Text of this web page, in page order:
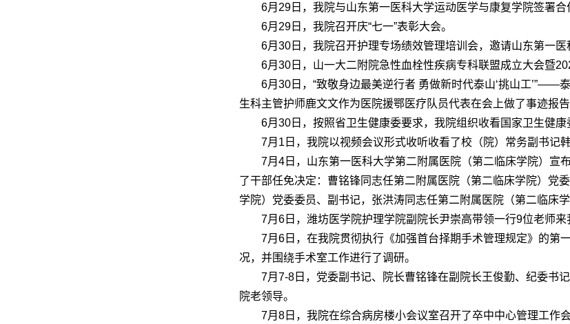
6月29日，我院与山东第一医科大学运动医学与康复学院签署合
6月29日，我院召开庆“七一”表彰大会。
6月30日，我院召开护理专场绩效管理培训会，邀请山东第一
6月30日，山一大二附院急性血栓性疾病专科联盟成立大会暨
6月30日，“致敬身边最美逆行者 勇做新时代泰山‘挑山工’”——
生科主管护师鹿文文作为医院援鄂医疗队员代表在会上做了事迹报告
6月30日，按照省卫生健康委要求，我院组织收看国家卫生健
7月1日，我院以视频会议形式收听收看了校（院）常务副书记
7月4日，山东第一医科大学第二附属医院 （第二临床学院） 宣
了干部任免决定：曹铭锋同志任第二附属医院 （第二临床学院） 党
学院） 党委委员、副书记，张洪涛同志任第二附属医院 （第二临床学
7月6日，潍坊医学院护理学院副院长尹崇高带领一行9位老师来
7月6日，在我院贯彻执行《加强首台择期手术管理规定》的第
况，并围绕手术室工作进行了调研。
7月7-8日，党委副书记、院长曹铭锋在副院长王俊勤、纪委书
院老领导。
7月8日，我院在综合病房楼小会议室召开了卒中中心管理工作会